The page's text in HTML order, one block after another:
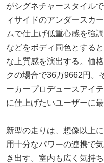
がシグネチャースタイル
ィサイドのアンダースカ
ムで仕上げ低重心感を強
などをボディ同色とする
な上質感を演出する。価
クの場合で36万9662円。
ーカープロデュースアイ
に仕上げたいユーザーに
新型の走りは、想像以上
用十分なパワーの連携で
き出す。室内も広く気持